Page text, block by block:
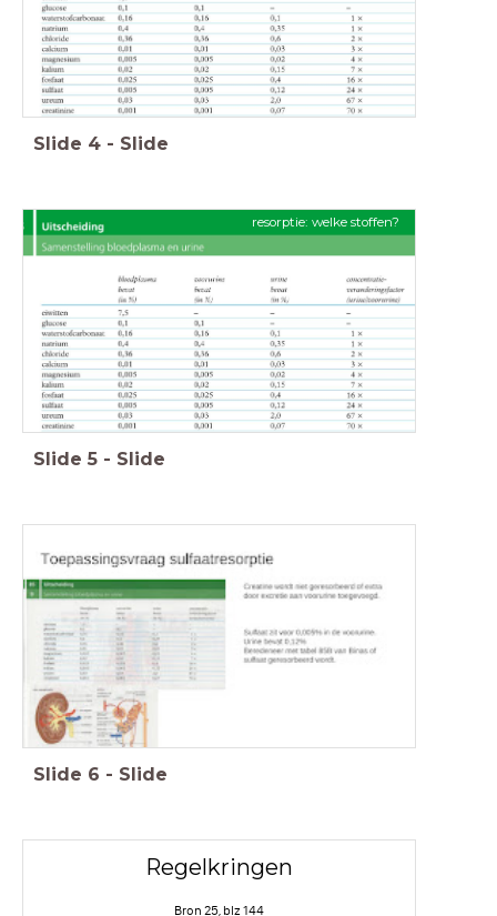
Slide 4 - Slide
resorptie: welke stoffen?
Slide 5 - Slide
Slide 6 - Slide
Regelkringen
Bron 25, blz 144